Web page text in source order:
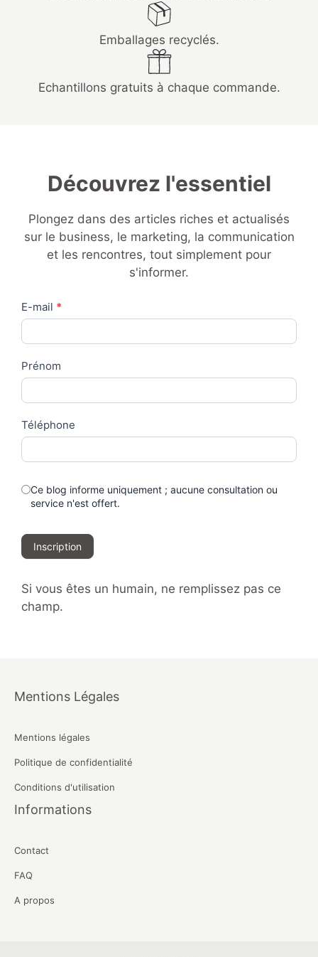
Emballages recyclés.
Echantillons gratuits à chaque commande.
Découvrez l'essentiel
Plongez dans des articles riches et actualisés
sur le business, le marketing, la communication
et les rencontres, tout simplement pour
s'informer.
Contact
Us
E-mail *
Prénom
Téléphone
Ce blog informe uniquement ; aucune consultation ou
service n'est offert.
Inscription
Si vous êtes un humain, ne remplissez pas ce
champ.
Mentions Légales
Mentions légales
Politique de confidentialité
Conditions d'utilisation
Informations
Contact
FAQ
A propos